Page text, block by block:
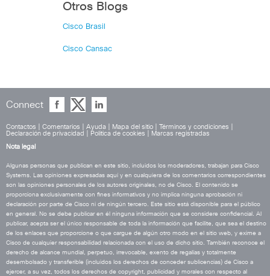
Otros Blogs
Cisco Brasil
Cisco Cansac
Connect
Contactos Comentarios Ayuda Mapa del sitio Términos y condiciones
Declaración de privacidad
Política de cookies
Marcas registradas
Nota legal
Algunas personas que publican en este sitio, incluidos los moderadores, trabajan para Cisco
Systems. Las opiniones expresadas aquí y en cualquiera de los comentarios correspondientes
son las opiniones personales de los autores originales, no de Cisco. El contenido se
proporciona exclusivamente con fines informativos y no implica ninguna aprobación ni
declaración por parte de Cisco ni de ningún tercero. Este sitio está disponible para el público
en general. No se debe publicar en él ninguna información que se considere confidencial. Al
publicar, acepta ser el único responsable de toda la información que facilite, que sea el destino
de los enlaces que proporcione o que cargue de algún otro modo en el sitio web, y exime a
Cisco de cualquier responsabilidad relacionada con el uso de dicho sitio. También reconoce el
derecho de alcance mundial, perpetuo, irrevocable, exento de regalías y totalmente
desembolsado y transferible (incluidos los derechos de conceder sublicencias) de Cisco a
ejercer, a su vez, todos los derechos de copyright, publicidad y morales con respecto al